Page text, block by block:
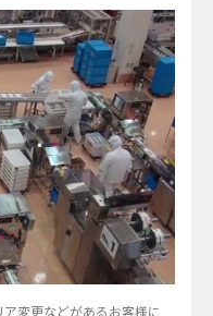
変更などがあるお客様に